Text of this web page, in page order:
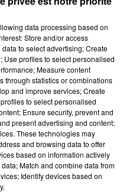
perturbée dans le
data processing based on
Store and/or access
to select advertising; Create
profiles to select personalised
Measure content
through statistics or combinations
and improve services; Create
to select personalised
Ensure security, prevent and
present advertising and content;
These technologies may
and browsing data to offer
based on information actively
Match and combine data from
Identify devices based on